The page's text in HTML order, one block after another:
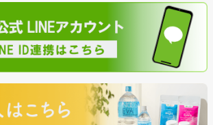
ジト
ップ
へ